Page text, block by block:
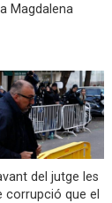
Magdalena
del jutge les
corrupció que el